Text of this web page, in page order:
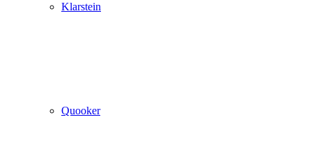
Klarstein
Quooker